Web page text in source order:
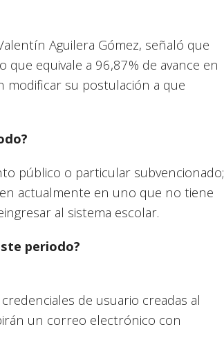
Aguilera Gómez, señaló que
equivale a 96,87% de avance en
modificar su postulación a que
público o particular subvencionado;
actualmente en uno que no tiene
al sistema escolar.
periodo?
de usuario creadas al
un correo electrónico con